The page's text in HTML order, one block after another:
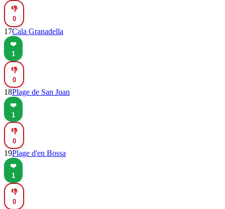
👎
0
17Cala Granadella
❤️
1
👎
0
18Plage de San Juan
❤️
1
👎
0
19Plage d'en Bossa
❤️
1
👎
0